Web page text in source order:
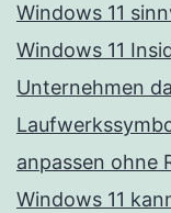
Windows 11
Windows 11
Unternehmen
anpassen ohne
Windows 11